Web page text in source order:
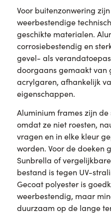
Voor buitenzonwering
weerbestendige
geschikte materialen.
corrosiebestendig en
gevel- als
doorgaans gemaakt van
acrylgaren, afhankelijk
eigenschappen.
Aluminium frames zijn
omdat ze niet roesten,
vragen en in elke kleur
worden. Voor de doeken
Sunbrella of
bestand is tegen UV-
Gecoat polyester is
weerbestendig, maar
duurzaam op de lange